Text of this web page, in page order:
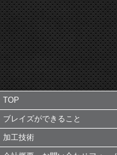
TOP
ブレイズができること
加工技術